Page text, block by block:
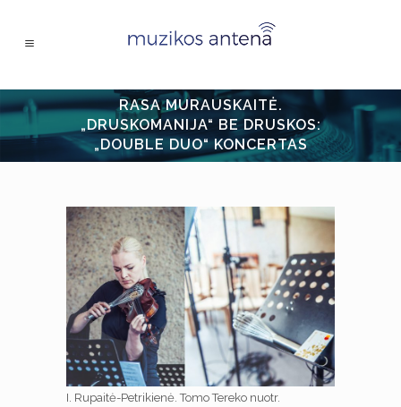
RASA MURAUSKAITĖ.
„DRUSKOMANIJA“ BE DRUSKOS:
„DOUBLE DUO“ KONCERTAS
I. Rupaitė-Petrikienė. Tomo Tereko nuotr.